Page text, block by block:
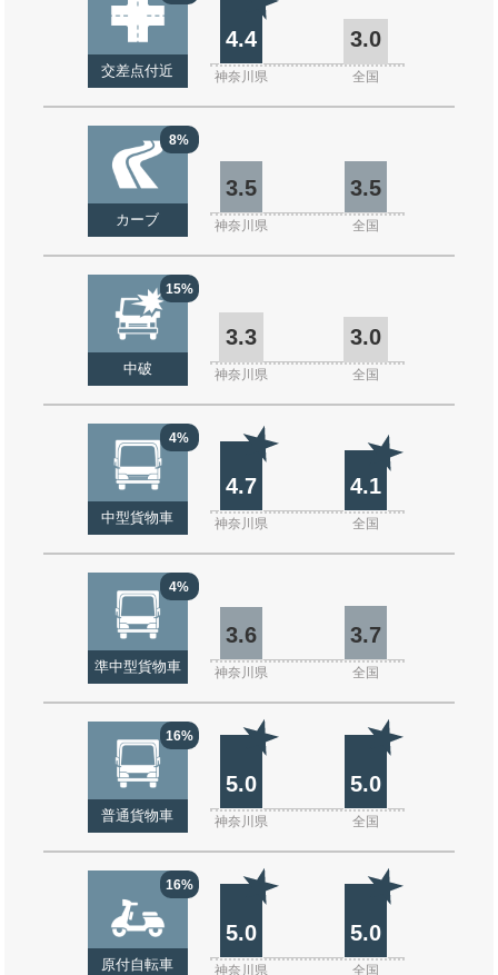
交差点付近
4.4 3.0
神奈川県 全国
8%
カーブ
3.5 3.5
神奈川県 全国
15%
中破
3.3 3.0
神奈川県 全国
4%
中型貨物車
4.7 4.1
神奈川県 全国
4%
準中型貨物車
3.6 3.7
神奈川県 全国
16%
普通貨物車
5.0 5.0
神奈川県 全国
16%
原付自転車
5.0 5.0
神奈川県 全国